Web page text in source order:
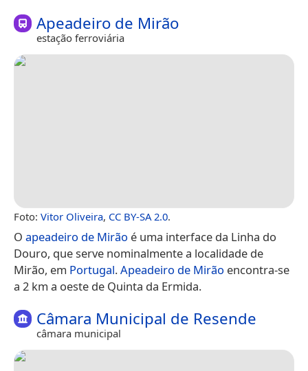
Apeadeiro de Mirão
estação ferroviária
Foto: Vitor Oliveira, CC BY-SA 2.0.
O apeadeiro de Mirão é uma interface da Linha do
Douro, que serve nominalmente a localidade de
Mirão, em Portugal.Apeadeiro de Mirão encontra-se
a 2 km a oeste de Quinta da Ermida.
Câmara Municipal de Resende
câmara municipal